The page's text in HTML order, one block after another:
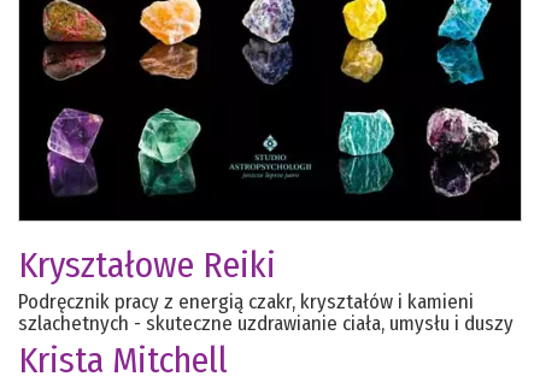
Kryształowe Reiki
Podręcznik pracy z energią czakr, kryształów i kamieni
szlachetnych - skuteczne uzdrawianie ciała, umysłu i duszy
Krista Mitchell